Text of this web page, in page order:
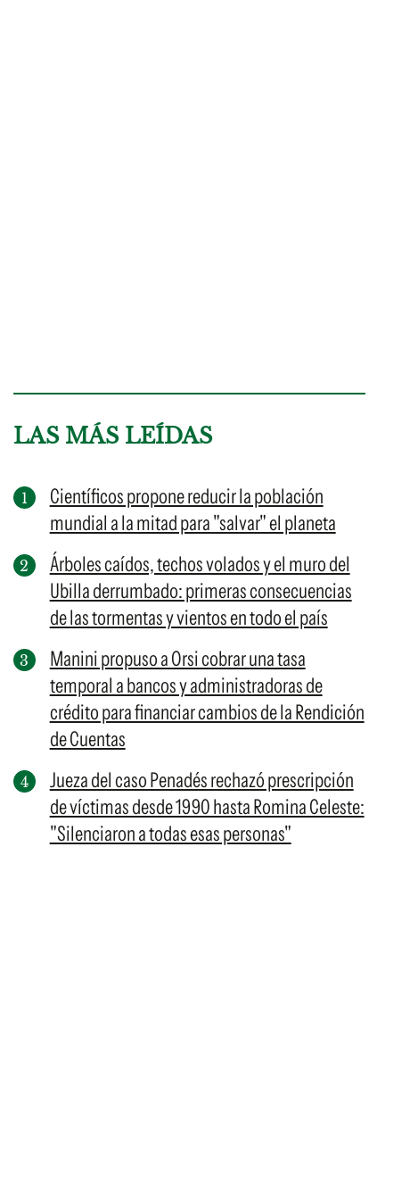
LAS MÁS LEÍDAS
Científicos propone reducir la población
mundial a la mitad para "salvar" el planeta
Árboles caídos, techos volados y el muro del
Ubilla derrumbado: primeras consecuencias
de las tormentas y vientos en todo el país
Manini propuso a Orsi cobrar una tasa
temporal a bancos y administradoras de
crédito para financiar cambios de la Rendición
de Cuentas
Jueza del caso Penadés rechazó prescripción
de víctimas desde 1990 hasta Romina Celeste:
"Silenciaron a todas esas personas"